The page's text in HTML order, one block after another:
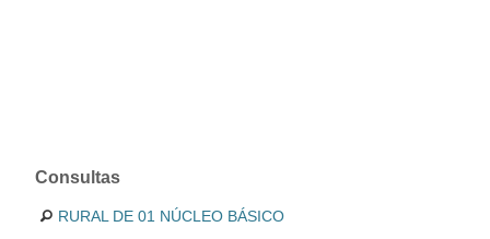
Consultas
RURAL DE 01 NÚCLEO BÁSICO